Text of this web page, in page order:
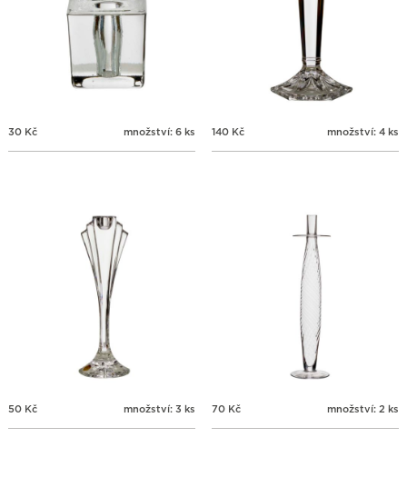
30 Kč množství: 6 ks 140 Kč množství: 4 ks
50 Kč množství: 3 ks 70 Kč množství: 2 ks